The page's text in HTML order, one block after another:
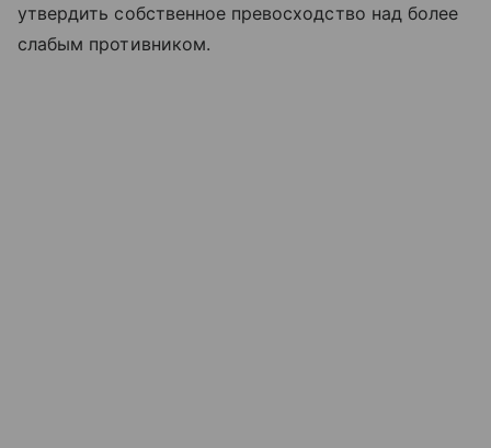
утвердить собственное превосходство над более
слабым противником.